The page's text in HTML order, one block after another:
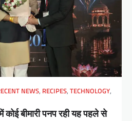
NEWS, RECIPES, TECHNOLOGY,
बीमारी पनप रही यह पहले से